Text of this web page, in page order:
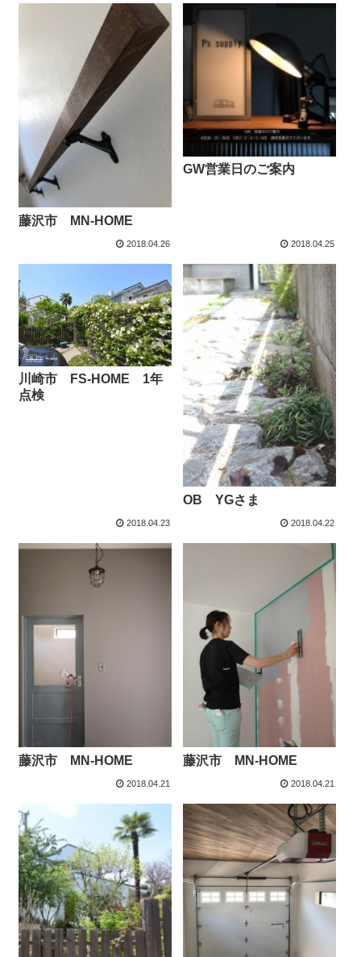
藤沢市 MN-HOME
2018.04.26
GW営業日のご案内
2018.04.25
川崎市 FS-HOME 1年
点検
2018.04.23
OB YGさま
2018.04.22
藤沢市 MN-HOME
2018.04.21
藤沢市 MN-HOME
2018.04.21